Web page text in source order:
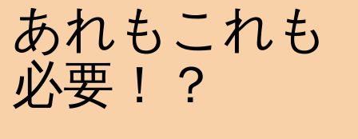
あれもこれも
必要！？